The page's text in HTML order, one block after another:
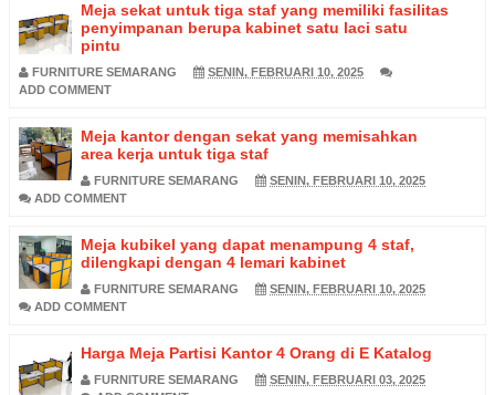
Meja sekat untuk tiga staf yang memiliki fasilitas
penyimpanan berupa kabinet satu laci satu
pintu
FURNITURE SEMARANG
SENIN, FEBRUARI 10, 2025
ADD COMMENT
Meja kantor dengan sekat yang memisahkan
area kerja untuk tiga staf
FURNITURE SEMARANG
SENIN, FEBRUARI 10, 2025
ADD COMMENT
Meja kubikel yang dapat menampung 4 staf,
dilengkapi dengan 4 lemari kabinet
FURNITURE SEMARANG
SENIN, FEBRUARI 10, 2025
ADD COMMENT
Harga Meja Partisi Kantor 4 Orang di E Katalog
FURNITURE SEMARANG
SENIN, FEBRUARI 03, 2025